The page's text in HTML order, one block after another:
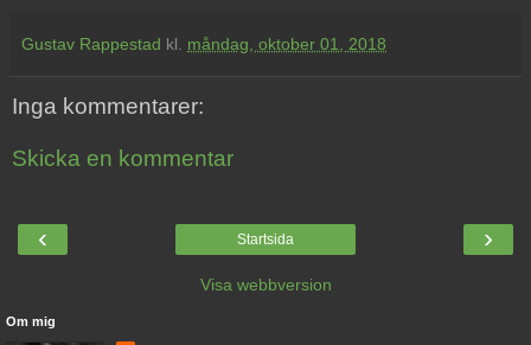
Gustav Rappestad kl. måndag, oktober 01, 2018
Inga kommentarer:
Skicka en kommentar
‹ ›
Startsida
Visa webbversion
Om mig